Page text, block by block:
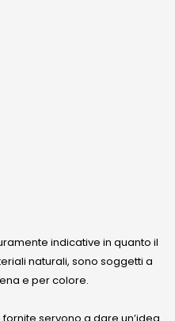
indicative in quanto il
naturali, sono soggetti a
e per colore.